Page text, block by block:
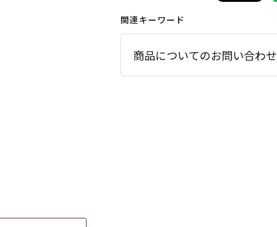
関連キーワード
商品についてのお問い合わせ